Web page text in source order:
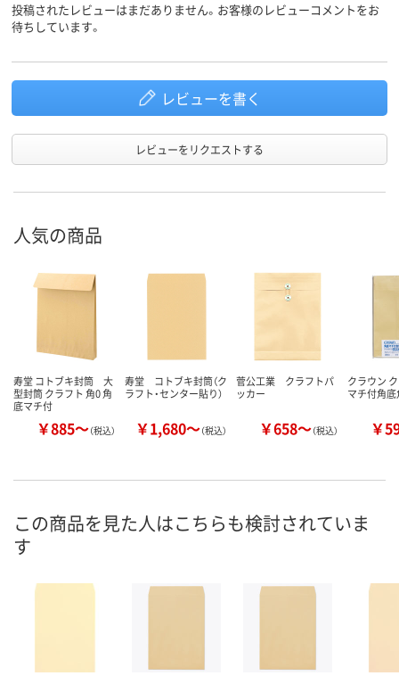
アスクル
商品環境
投稿されたレビューはまだありません。お客様のレビューコメントをお
待ちしています。
レビューを書く
レビューをリクエストする
人気の商品
寿堂 コトブキ封筒 大
型封筒 クラフト 角0 角
底マチ付
￥885～（税込）
寿堂 コトブキ封筒（ク
ラフト・センター貼り）
￥1,680～（税込）
菅公工業 クラフトパ
ッカー
￥658～（税込）
クラウン
マチ付角底
￥
この商品を見た人はこちらも検討されていま
す